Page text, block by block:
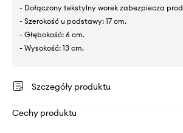
- Dołączony tekstylny worek zabezpiecza
- Szerokość u podstawy: 17 cm.
- Głębokość: 6 cm.
- Wysokość: 13 cm.
Szczegóły produktu
Cechy produktu